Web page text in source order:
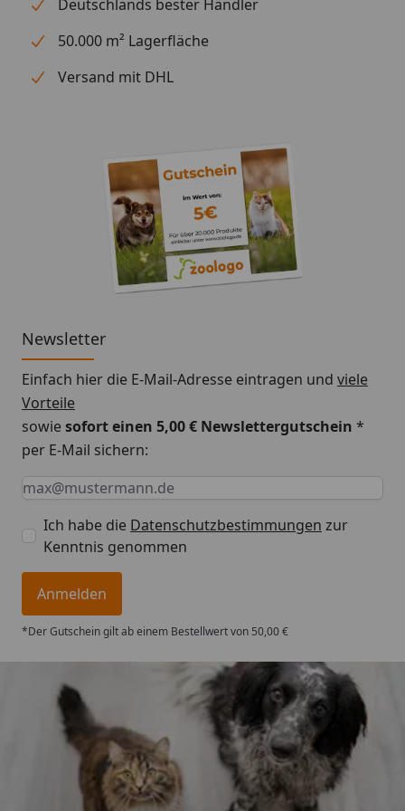
Saugstutzen für sichere Schlauchverbindung
Variable Befestigungsmöglichkeiten (mitgelieferte
Modell mit 1,5 m Kabel (Innenbereich)
Pumpenleistung (bei 50 Hz): 3.400 Liter / Stunde
Förderhöhe (bei 50 Hz): ca. 3,60 m
Leistungsaufnahme (bei 50 Hz): 80 Watt
Abmessungen (B x T x H): 218 x 116 x 161 mm
Schlauch ø Saugseite: 28 mm
Schlauch ø Druckseite: 18,00 mm
Gewinde ø Druckseite: 3/4"
Spannung: 230 Volt
Frequenz: 50 Hz
Stromstecker Norm: D
Deutschlands bester Händler
50.000 m² Lagerfläche
Versand mit DHL
Newsletter
Einfach hier die E-Mail-Adresse eintragen und viele
Vorteile
sowiesofort einen 5,00 € Newslettergutschein *
per E-Mail sichern:
Keine Eingabe erforderlich
Eingabe erforderlich
E-Mail *
Ich habe die Datenschutzbestimmungen zur
Kenntnis genommen
Anmelden
*Der Gutschein gilt ab einem Bestellwert von 50,00 €
Trusted Shops
/ 5